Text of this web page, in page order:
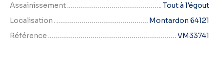
Assainissement
Tout à l'égout
Localisation
Montardon 64121
Référence
VM33741